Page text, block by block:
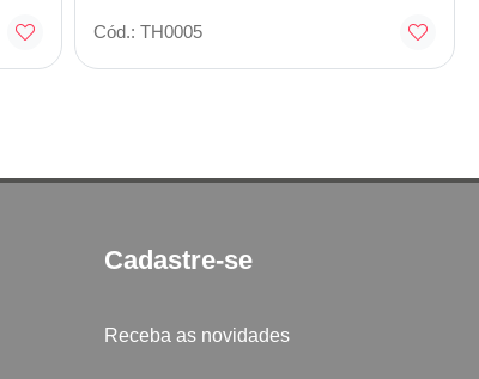
Cód.: TH0005
Cadastre-se
Receba as novidades